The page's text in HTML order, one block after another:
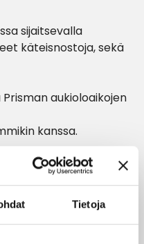
Tietoja
sijaitsevalla
käteisnostoja, sekä
aukioloaikojen
kanssa.